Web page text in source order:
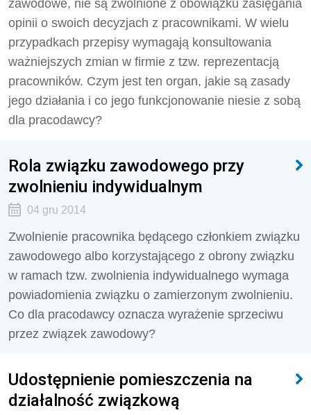
zawodowe, nie są zwolnione z obowiązku zasięgania
opinii o swoich decyzjach z pracownikami. W wielu
przypadkach przepisy wymagają konsultowania
ważniejszych zmian w firmie z tzw. reprezentacją
pracowników. Czym jest ten organ, jakie są zasady
jego działania i co jego funkcjonowanie niesie z sobą
dla pracodawcy?
Rola związku zawodowego przy
zwolnieniu indywidualnym
04 gru 2014
Zwolnienie pracownika będącego członkiem związku
zawodowego albo korzystającego z obrony związku
w ramach tzw. zwolnienia indywidualnego wymaga
powiadomienia związku o zamierzonym zwolnieniu.
Co dla pracodawcy oznacza wyrażenie sprzeciwu
przez związek zawodowy?
Udostępnienie pomieszczenia na
działalność związkową